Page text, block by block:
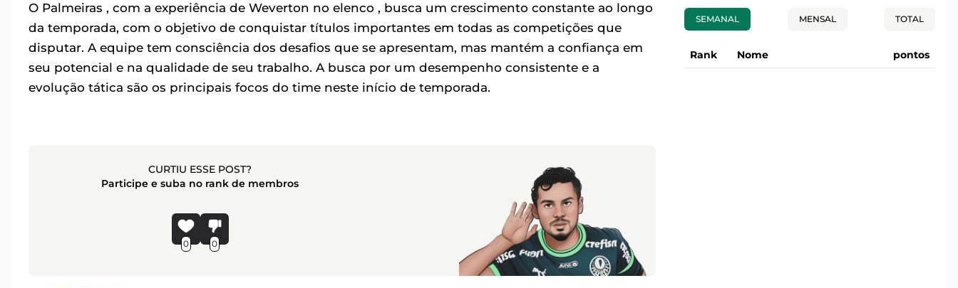
O Palmeiras , com a experiência de Weverton no elenco , busca um crescimento constante ao longo
da temporada, com o objetivo de conquistar títulos importantes em todas as competições que
disputar. A equipe tem consciência dos desafios que se apresentam, mas mantém a confiança em
seu potencial e na qualidade de seu trabalho. A busca por um desempenho consistente e a
evolução tática são os principais focos do time neste início de temporada.
CURTIU ESSE POST?
Participe e suba no rank de membros
0 0
SEMANAL MENSAL TOTAL
Rank Nome pontos